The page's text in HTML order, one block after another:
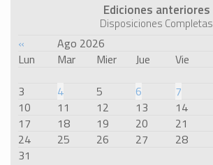
Ediciones anteriores
Disposiciones Completas
« Ago 2026
Lun
Mar Mier Jue Vie
3
4 5 6 7
10
11 12 13 14
17
18 19 20 21
24
25 26 27 28
31